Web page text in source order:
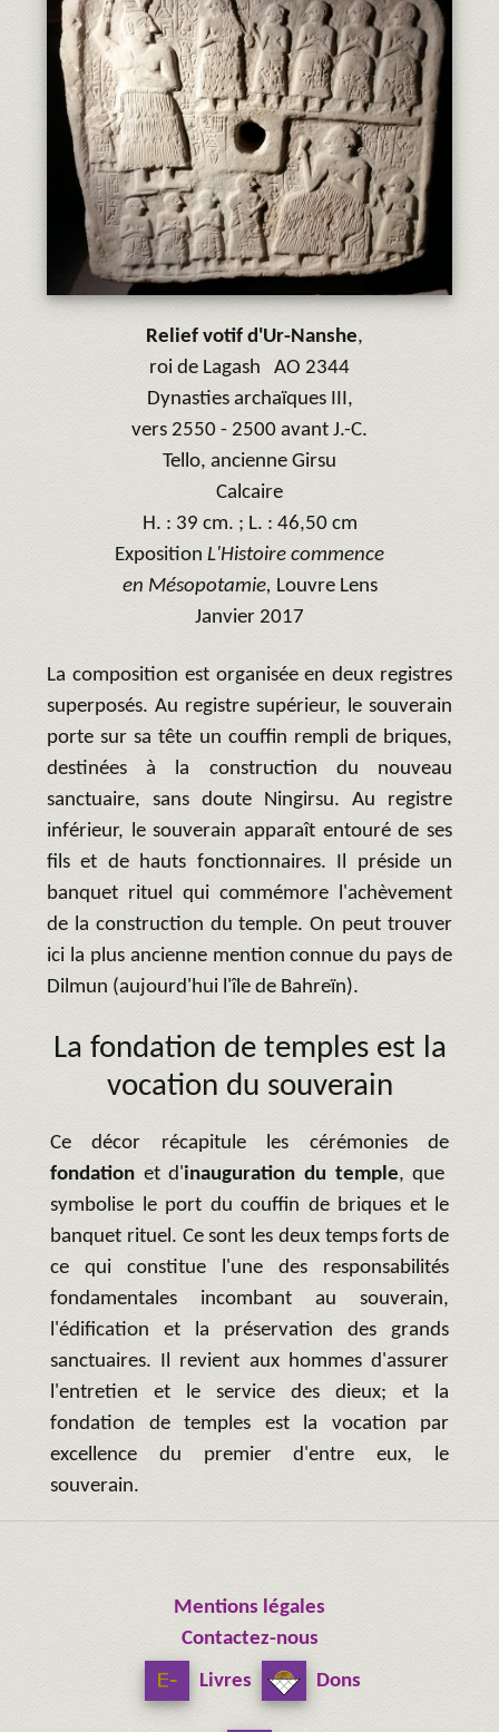
Relief votif d'Ur-Nanshe,
roi de Lagash AO 2344
Dynasties archaïques III,
vers 2550 - 2500 avant J.-C.
Tello, ancienne Girsu
Calcaire
H. : 39 cm. ; L. : 46,50 cm
Exposition L'Histoire commence
en Mésopotamie, Louvre Lens
Janvier 2017
La composition est organisée en deux registres
superposés. Au registre supérieur, le souverain
porte sur sa tête un couffin rempli de briques,
destinées à la construction du nouveau
sanctuaire, sans doute Ningirsu. Au registre
inférieur, le souverain apparaît entouré de ses
fils et de hauts fonctionnaires. Il préside un
banquet rituel qui commémore l'achèvement
de la construction du temple. On peut trouver
ici la plus ancienne mention connue du pays de
Dilmun (aujourd'hui l'île de Bahreïn).
La fondation de temples est la
vocation du souverain
Ce décor récapitule les cérémonies de
fondation et d'inauguration du temple, que
symbolise le port du couffin de briques et le
banquet rituel. Ce sont les deux temps forts de
ce qui constitue l'une des responsabilités
fondamentales incombant au souverain,
l'édification et la préservation des grands
sanctuaires. Il revient aux hommes d'assurer
l'entretien et le service des dieux; et la
fondation de temples est la vocation par
excellence du premier d'entre eux, le
souverain.
Mentions légales
Contactez-nous
Livres
Dons